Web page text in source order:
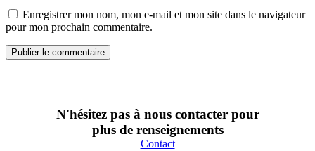
Enregistrer mon nom, mon e-mail et mon site dans le navigateur
pour mon prochain commentaire.
N'hésitez pas à nous contacter pour
plus de renseignements
Contact